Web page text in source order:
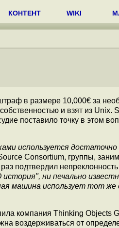
КОНТЕНТ WIKI
в размере 10,000€ за
и взят из Unix.
поставило точку в этом
используется достаточно
Consortium, группы,
подтвердил
история", ни печально
машина использует тот же
компания Thinking Objects
воздерживаться от